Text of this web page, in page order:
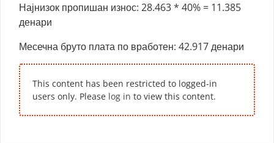
Најнизок пропишан износ: 28.463 * 40% = 11.385
денари
Месечна бруто плата по вработен: 42.917 денари
This content has been restricted to logged-in
users only. Please log in to view this content.